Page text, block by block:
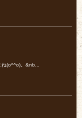
ね(o^^o)。&nb...